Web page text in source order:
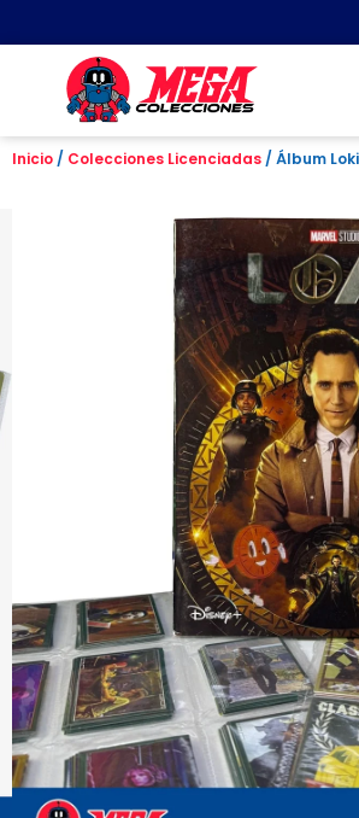
Inicio / Colecciones Licenciadas / Álbum